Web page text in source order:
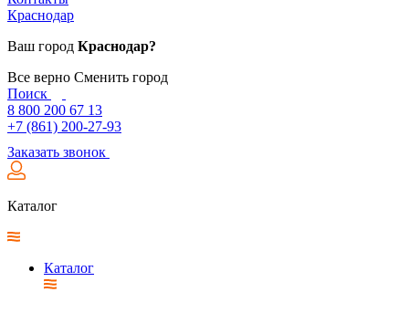
Краснодар
Ваш город Краснодар?
Все верно Сменить город
Поиск
8 800 200 67 13
+7 (861) 200-27-93
Заказать звонок
Каталог
Каталог